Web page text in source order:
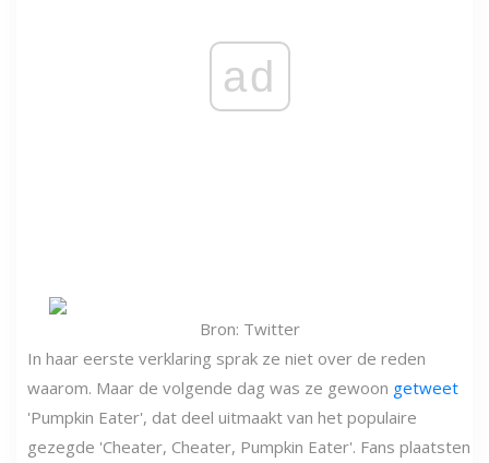
ad
Bron: Twitter
In haar eerste verklaring sprak ze niet over de reden
waarom. Maar de volgende dag was ze gewoon getweet
'Pumpkin Eater', dat deel uitmaakt van het populaire
gezegde 'Cheater, Cheater, Pumpkin Eater'. Fans plaatsten